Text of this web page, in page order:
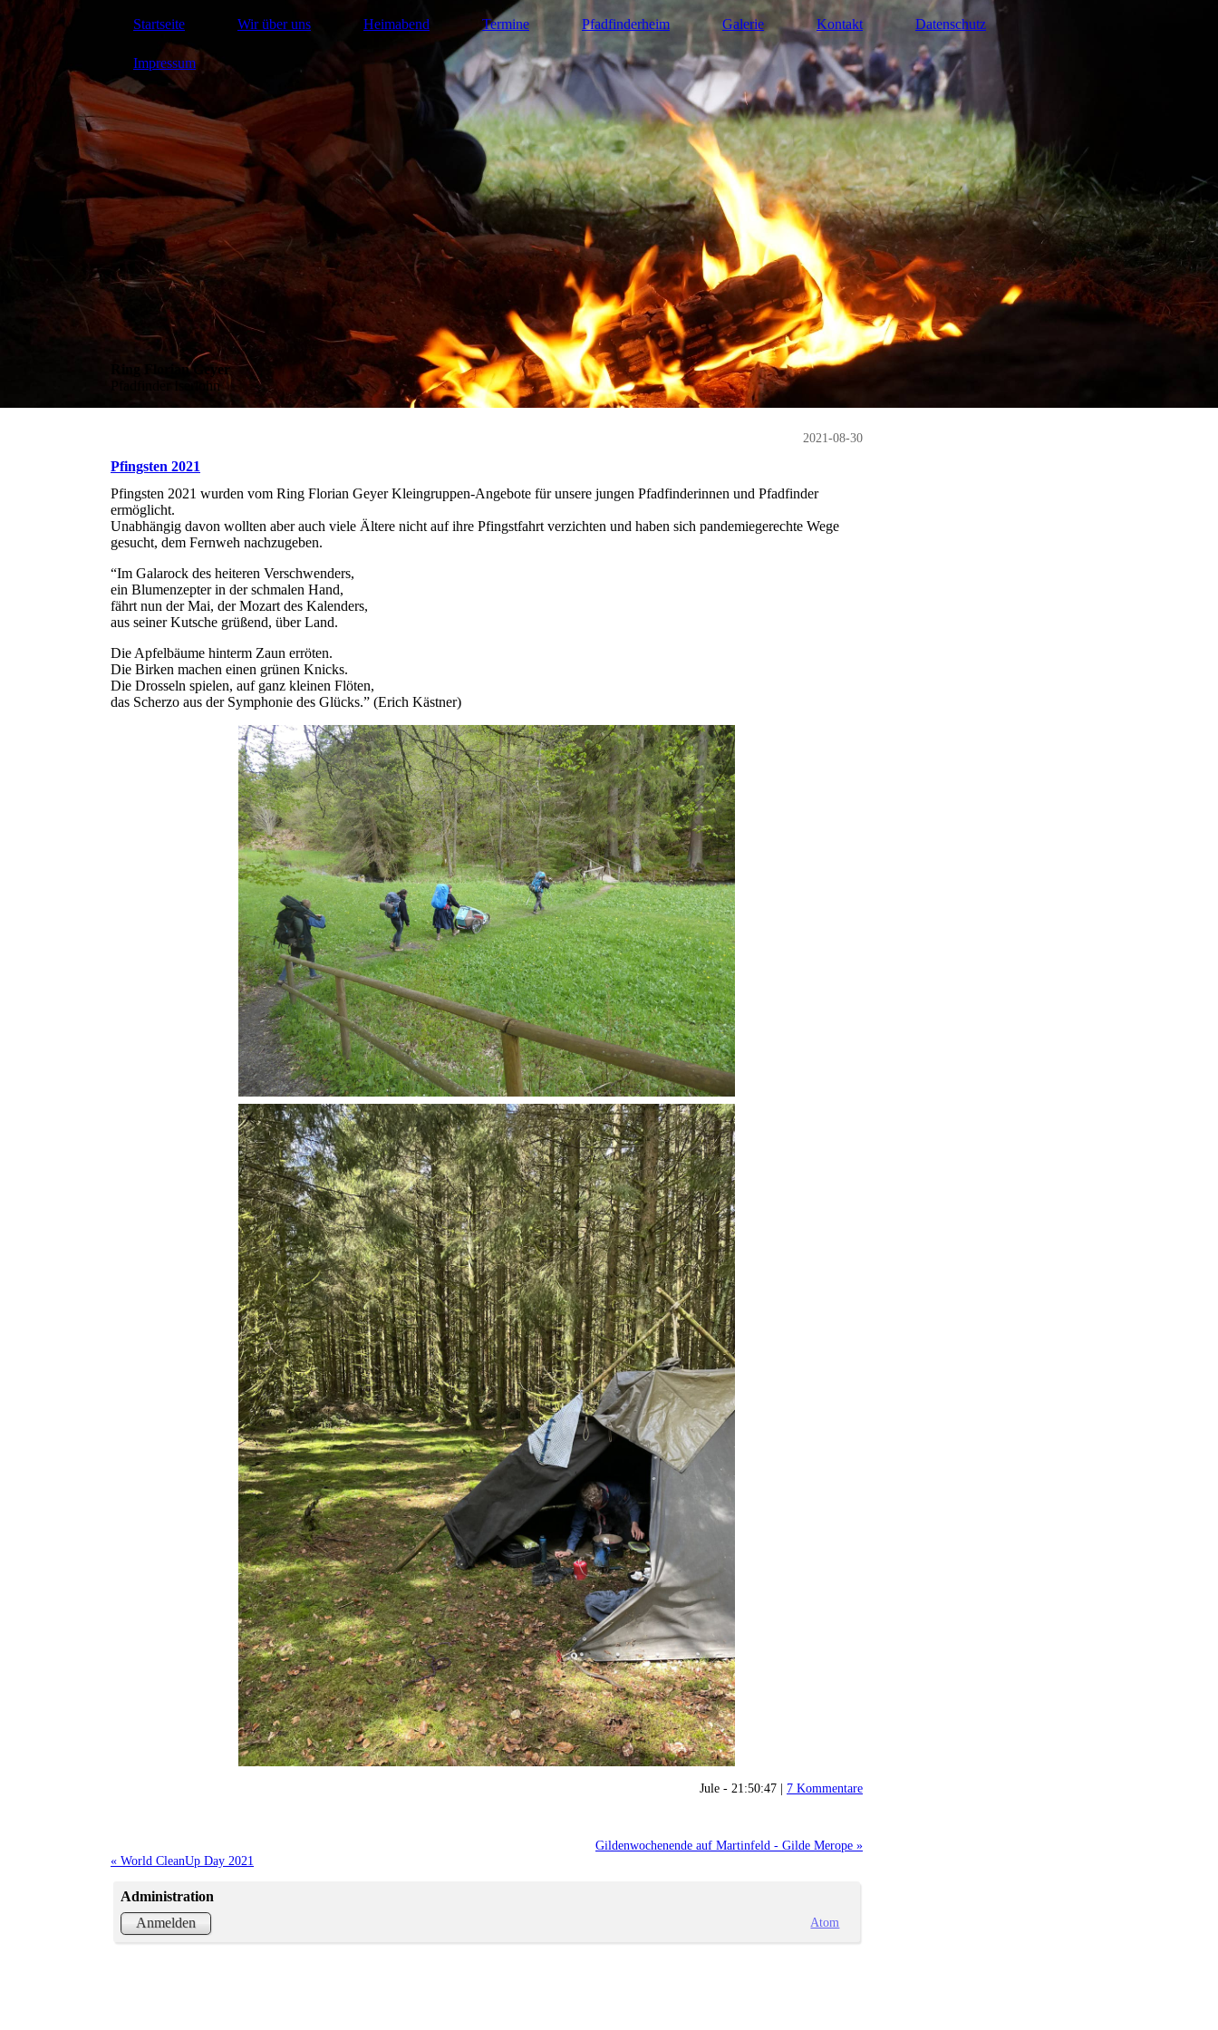
Startseite Wir über uns Heimabend Termine Pfadfinderheim Galerie Kontakt Datenschutz
Impressum
Ring Florian Geyer
Pfadfinder Iserlohn
2021-08-30
Pfingsten 2021
Pfingsten 2021 wurden vom Ring Florian Geyer Kleingruppen-Angebote für unsere jungen Pfadfinderinnen und Pfadfinder
ermöglicht.
Unabhängig davon wollten aber auch viele Ältere nicht auf ihre Pfingstfahrt verzichten und haben sich pandemiegerechte Wege
gesucht, dem Fernweh nachzugeben.
“Im Galarock des heiteren Verschwenders,
ein Blumenzepter in der schmalen Hand,
fährt nun der Mai, der Mozart des Kalenders,
aus seiner Kutsche grüßend, über Land.
Die Apfelbäume hinterm Zaun erröten.
Die Birken machen einen grünen Knicks.
Die Drosseln spielen, auf ganz kleinen Flöten,
das Scherzo aus der Symphonie des Glücks.” (Erich Kästner)
Jule - 21:50:47 | 7 Kommentare
Gildenwochenende auf Martinfeld - Gilde Merope »
« World CleanUp Day 2021
Administration
Anmelden
Atom